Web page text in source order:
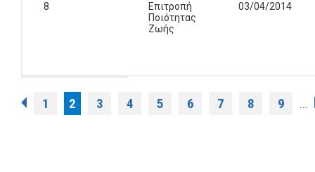
8
Επιτροπή
Ποιότητας
Ζωής
03/04/2014
Σελίδες
1 2 3 4 5 6 7 8 9 …